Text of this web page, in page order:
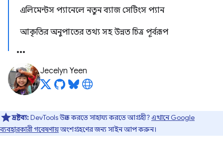
এলিমেন্টস প্যানেলে নতুন ব্যাজ সেটিংস প্যান
আকৃতির অনুপাতের তথ্য সহ উন্নত চিত্র পূর্বরূপ
Jecelyn Yeen
দ্রষ্টব্য:DevTools উন্নত করতে সাহায্য করতে আগ্রহী?এখানে Google
ব্যবহারকারী গবেষণায়অংশগ্রহণের জন্য সাইন আপ করুন।